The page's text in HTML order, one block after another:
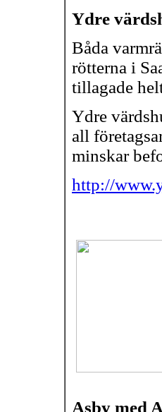
Ydre
Båda
rötterna i
tillagade
Ydre
all
minskar
http://
Asby med